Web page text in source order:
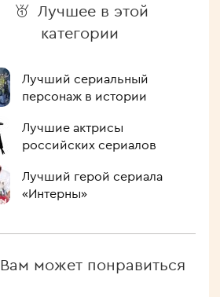
Лучшее в этой
категории
Лучший сериальный
персонаж в истории
Лучшие актрисы
российских сериалов
Лучший герой сериала
«Интерны»
Вам может понравиться